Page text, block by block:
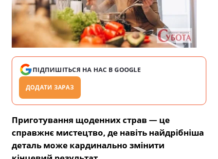
ПІДПИШІТЬСЯ НА НАС В GOOGLE
ДОДАТИ ЗАРАЗ
Приготування щоденних страв — це
справжнє мистецтво, де навіть найдрібніша
деталь може кардинально змінити